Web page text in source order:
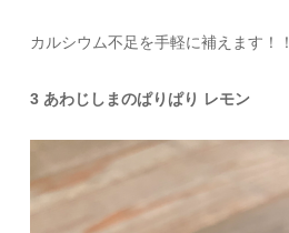
カルシウム不足を手軽に補えます！！
3 あわじしまのぱりぱり レモン